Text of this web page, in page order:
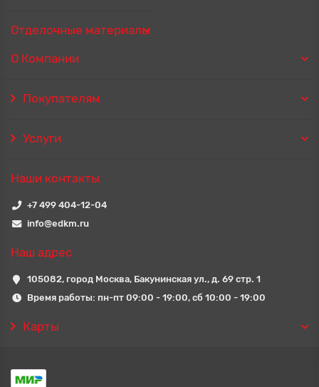
Отделочные материалы
О Компании
Покупателям
Услуги
Наши контакты
+7 499 404-12-04
info@edkm.ru
Наш адрес
105082, город Москва, Бакунинская ул., д. 69 стр. 1
Время работы: пн-пт 09:00 - 19:00, сб 10:00 - 19:00
Карты